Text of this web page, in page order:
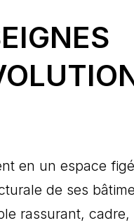
en un espace
de ses
rassurant,